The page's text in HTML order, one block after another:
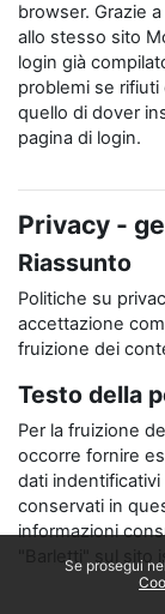
browser. Grazie
allo stesso sito
login già
problemi se
quello di dover
pagina di login.
Privacy -
Riassunto
Politiche su
accettazione
fruizione dei
Testo della
Per la fruizione
occorre fornire
dati
conservati in
informazioni
"Barletti" sul sito
Se prosegui